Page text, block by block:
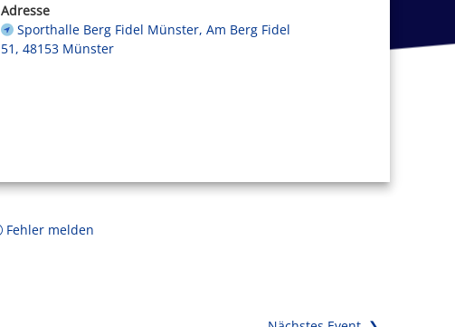
Adresse
Sporthalle Berg Fidel Münster, Am Berg Fidel
51, 48153 Münster
Fehler melden